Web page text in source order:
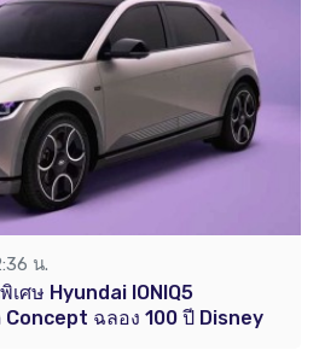
น.
เศษ Hyundai IONIQ5
ฉลอง 100 ปี Disney